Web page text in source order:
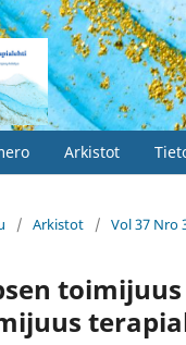
Arkistot
/ Arkistot / Vol 37 Nro